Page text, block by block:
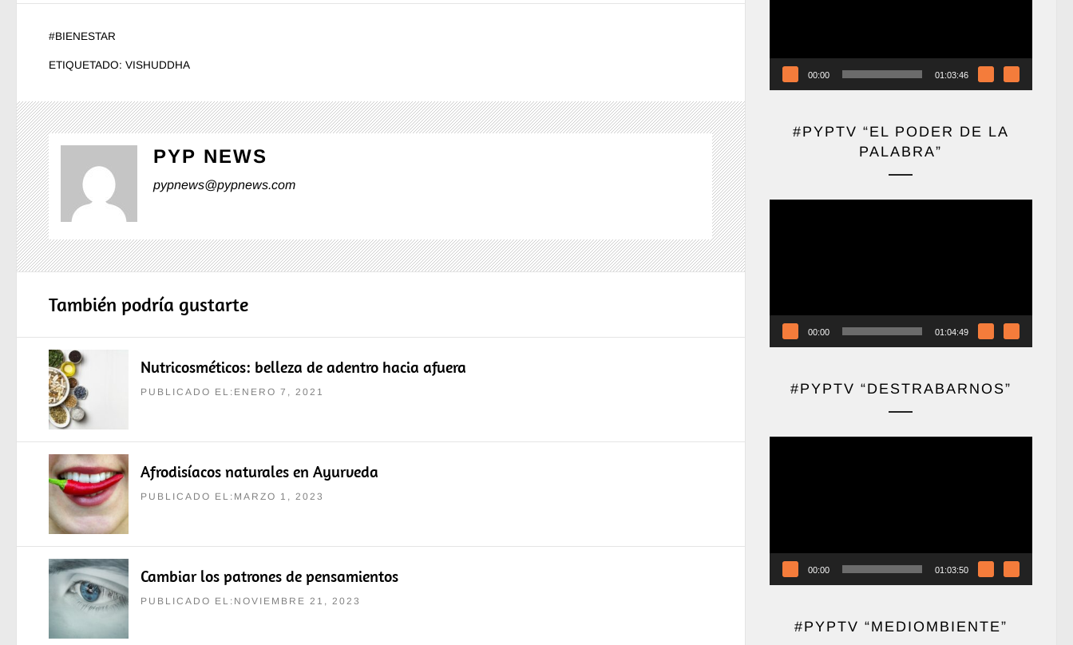
#BIENESTAR
ETIQUETADO: VISHUDDHA
PYP NEWS
pypnews@pypnews.com
También podría gustarte
Nutricosméticos: belleza de adentro hacia afuera
PUBLICADO EL:ENERO 7, 2021
Afrodisíacos naturales en Ayurveda
PUBLICADO EL:MARZO 1, 2023
Cambiar los patrones de pensamientos
PUBLICADO EL:NOVIEMBRE 21, 2023
00:00 01:03:46
#PYPTV “EL PODER DE LA
PALABRA”
00:00 01:04:49
#PYPTV “DESTRABARNOS”
00:00 01:03:50
#PYPTV “MEDIOMBIENTE”